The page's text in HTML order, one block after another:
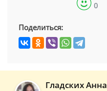
0
Поделиться:
Гладских Анна